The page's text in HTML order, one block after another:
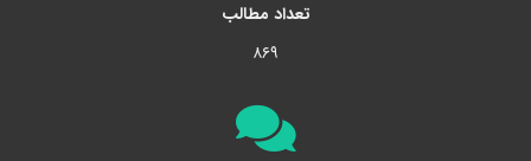
تعداد مطالب
۸۶۹